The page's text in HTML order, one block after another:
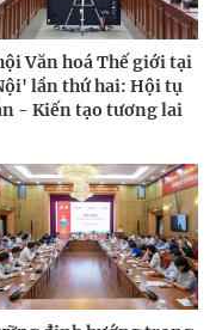
Văn hoá Thế giới tại
lần thứ hai: Hội tụ
- Kiến tạo tương lai